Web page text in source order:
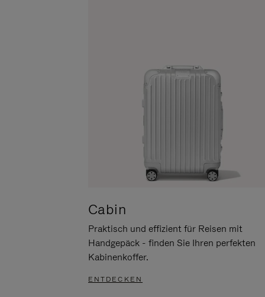
Cabin
Praktisch und effizient für Reisen mit
Handgepäck - finden Sie Ihren perfekten
Kabinenkoffer.
ENTDECKEN